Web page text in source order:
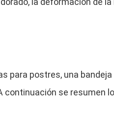
para postres, una bandeja
continuación se resumen